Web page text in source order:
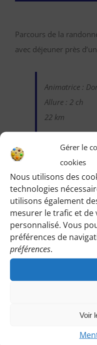
Gérer le
cookies
Nous utilisons des
technologies
utilisons également
mesurer le trafic et
personnalisé. Vous
préférences de
préférences.
Voir
Parcours de la
avec déjeuner près
Animatrice :
Allure : 2 ch
22 km
198 m de
km du départ.
Identifiez-
cette
Une fois
vous pourrez
informations
lieux, etc.
M’IDENTIFIER